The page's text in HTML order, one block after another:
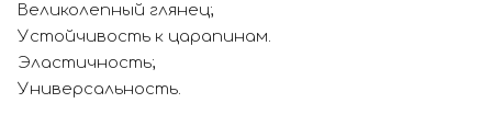
Великолепный глянец;
Устойчивость к царапинам.
Эластичность;
Универсальность.